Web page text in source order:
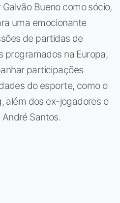
Bueno como sócio,
uma emocionante
de partidas de
programados na Europa,
participações
do esporte, como o
além dos ex-jogadores e
Santos.